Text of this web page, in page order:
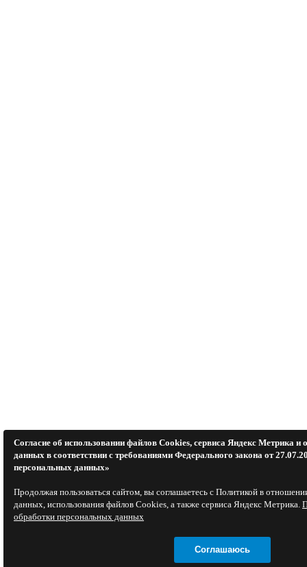
Согласие об использовании файлов Cookies, сервиса Яндекс Метрика и
данных в соответствии с требованиями Федерального закона от
персональных данных»
Продолжая пользоваться сайтом, вы соглашаетесь с Политикой в
данных, использования файлов Cookies, а также сервиса Яндекс Метрика.
обработки персональных данных
Соглашаюсь